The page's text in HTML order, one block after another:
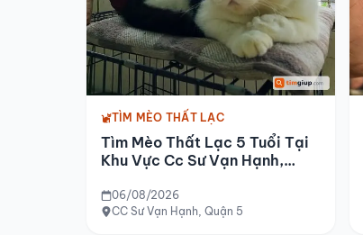
TÌM MÈO THẤT LẠC
Tìm Mèo Thất Lạc 5 Tuổi Tại
Khu Vực Cc Sư Vạn Hạnh,
06/08/2026
CC Sư Vạn Hạnh, Quận 5